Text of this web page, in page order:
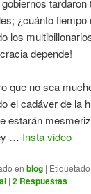
¿cuánto tiempo
los
depende!
que no sea
el cadáver de la
estarán
… Insta video
en blog | Etiquetado
| 2 Respuestas